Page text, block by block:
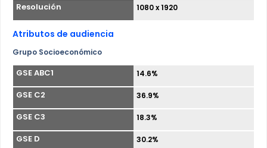
Resolución 1080 x 1920
Atributos de audiencia
Grupo Socioeconómico
GSE ABC1 14.6%
GSE C2 36.9%
GSE C3 18.3%
GSE D
30.2%